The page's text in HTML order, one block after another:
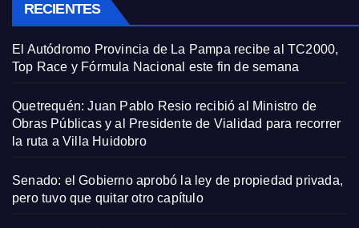
RECIENTES
El Autódromo Provincia de La Pampa recibe al TC2000,
Top Race y Fórmula Nacional este fin de semana
Quetrequén: Juan Pablo Resio recibió al Ministro de
Obras Públicas y al Presidente de Vialidad para recorrer
la ruta a Villa Huidobro
Senado: el Gobierno aprobó la ley de propiedad privada,
pero tuvo que quitar otro capítulo